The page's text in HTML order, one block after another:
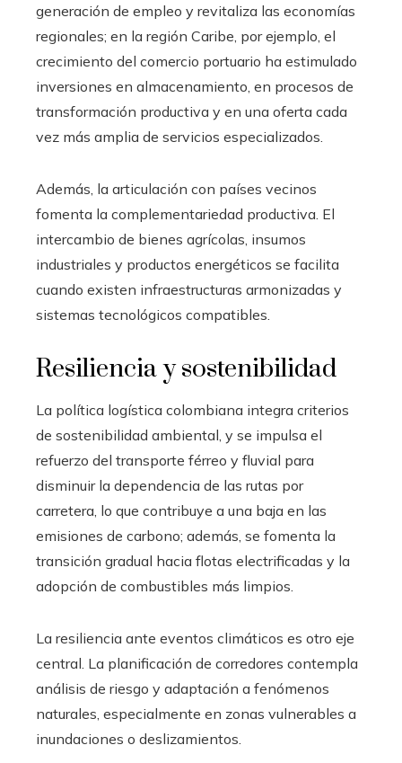
generación de empleo y revitaliza las economías
regionales; en la región Caribe, por ejemplo, el
crecimiento del comercio portuario ha estimulado
inversiones en almacenamiento, en procesos de
transformación productiva y en una oferta cada
vez más amplia de servicios especializados.
Además, la articulación con países vecinos
fomenta la complementariedad productiva. El
intercambio de bienes agrícolas, insumos
industriales y productos energéticos se facilita
cuando existen infraestructuras armonizadas y
sistemas tecnológicos compatibles.
Resiliencia y sostenibilidad
La política logística colombiana integra criterios
de sostenibilidad ambiental, y se impulsa el
refuerzo del transporte férreo y fluvial para
disminuir la dependencia de las rutas por
carretera, lo que contribuye a una baja en las
emisiones de carbono; además, se fomenta la
transición gradual hacia flotas electrificadas y la
adopción de combustibles más limpios.
La resiliencia ante eventos climáticos es otro eje
central. La planificación de corredores contempla
análisis de riesgo y adaptación a fenómenos
naturales, especialmente en zonas vulnerables a
inundaciones o deslizamientos.